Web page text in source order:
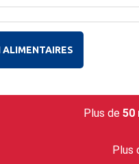
Plus de 50
Plus